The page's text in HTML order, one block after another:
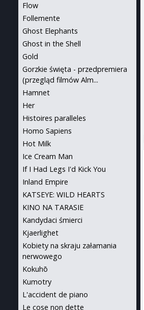
Flow
Follemente
Ghost Elephants
Ghost in the Shell
Gold
Gorzkie święta - przedpremiera
(przegląd filmów Alm...
Hamnet
Her
Histoires paralleles
Homo Sapiens
Hot Milk
Ice Cream Man
If I Had Legs I'd Kick You
Inland Empire
KATSEYE: WILD HEARTS
KINO NA TARASIE
Kandydaci śmierci
Kjaerlighet
Kobiety na skraju załamania
nerwowego
Kokuhō
Kumotry
L'accident de piano
Le cose non dette